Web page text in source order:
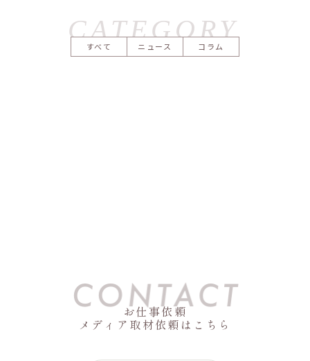
すべて ニュース コラム
お仕事依頼
メディア取材依頼はこちら